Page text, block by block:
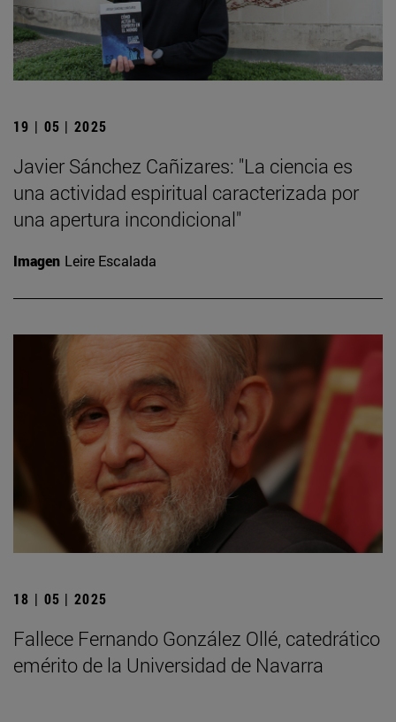
19 | 05 | 2025
Javier Sánchez Cañizares: "La ciencia es
una actividad espiritual caracterizada por
una apertura incondicional"
Imagen Leire Escalada
18 | 05 | 2025
Fallece Fernando González Ollé, catedrático
emérito de la Universidad de Navarra